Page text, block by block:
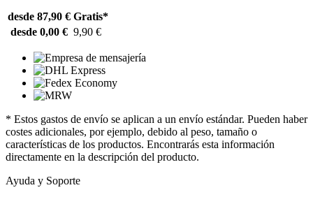
desde 87,90 € Gratis*
desde 0,00 € 9,90 €
* Estos gastos de envío se aplican a un envío estándar. Pueden haber
costes adicionales, por ejemplo, debido al peso, tamaño o
características de los productos. Encontrarás esta información
directamente en la descripción del producto.
Ayuda y Soporte